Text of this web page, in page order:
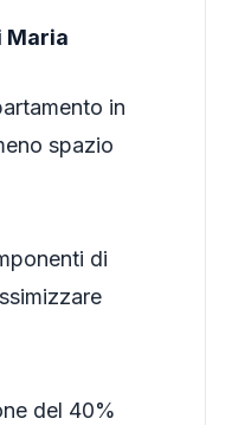
Maria
in
spazio
di
del 40%